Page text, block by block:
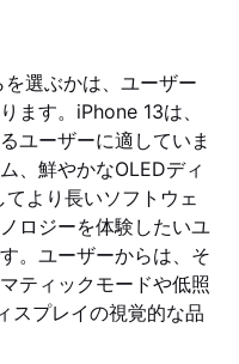
選ぶかは、ユーザー
ます。iPhone 13は、
ユーザーに適していま
、鮮やかなOLEDディ
より長いソフトウェ
ロジーを体験したいユ
。ユーザーからは、そ
ティックモードや低照
スプレイの視覚的な品